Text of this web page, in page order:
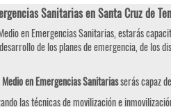
Sanitarias en Santa Cruz de
en Emergencias Sanitarias, estarás
de los planes de emergencia, de los
en Emergencias Sanitariasserás capaz
las técnicas de movilización e